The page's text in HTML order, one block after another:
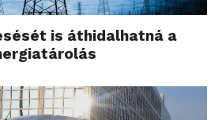
is áthidalhatná a